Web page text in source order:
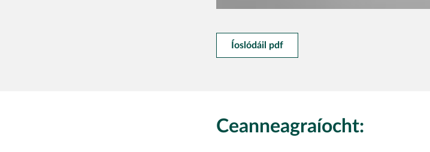
Íoslódáil pdf
Ceanneagraíocht: